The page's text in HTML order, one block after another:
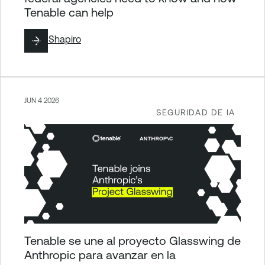
Tenable can help
ByJill Shapiro
SEGURIDAD DE IA
JUN 4 2026
Tenable se une al proyecto Glasswing de
Anthropic para avanzar en la